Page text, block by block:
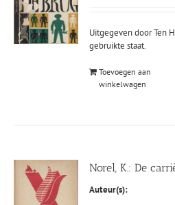
Uitgegeven door Ten
gebruikte staat.
Toevoegen aan
winkelwagen
Norel, K.: De
Auteur(s):